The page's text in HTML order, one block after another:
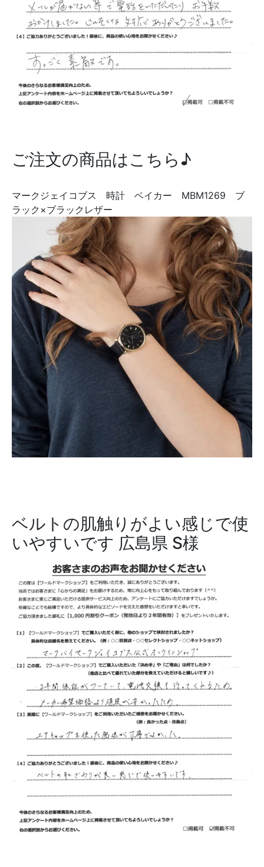
ご注文の商品はこちら♪
マークジェイコブス 時計 ベイカー MBM1269 ブ
ラック×ブラックレザー
ベルトの肌触りがよい感じで使
いやすいです 広島県 S様